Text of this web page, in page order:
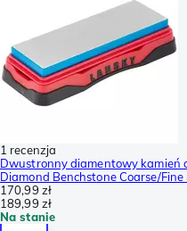
1 recenzja
Dwustronny diamentowy kamień
Diamond Benchstone Coarse/
170,99 zł
189,99 zł
Na stanie